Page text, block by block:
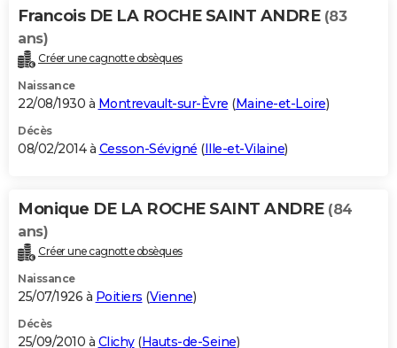
Francois DE LA ROCHE SAINT ANDRE (83
ans)
Créer une cagnotte obsèques
Naissance
22/08/1930 à Montrevault-sur-Èvre (Maine-et-Loire)
Décès
08/02/2014 à Cesson-Sévigné (Ille-et-Vilaine)
Monique DE LA ROCHE SAINT ANDRE (84
ans)
Créer une cagnotte obsèques
Naissance
25/07/1926 à Poitiers (Vienne)
Décès
25/09/2010 à Clichy(Hauts-de-Seine)